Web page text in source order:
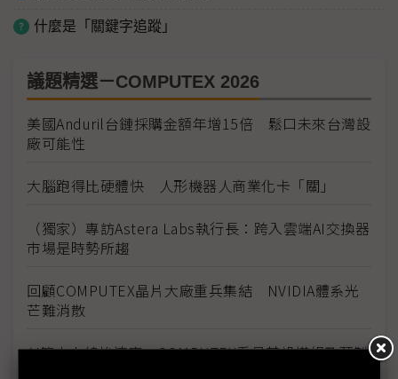
什麼是「關鍵字追蹤」
議題精選－COMPUTEX 2026
美國Anduril台鏈採購金額年增15倍 鬆口未來台灣設
廠可能性
大腦跑得比硬體快 人形機器人商業化卡「關」
（獨家）專訪Astera Labs執行長：跨入雲端AI交換器
市場是時勢所趨
回顧COMPUTEX晶片大廠重兵集結 NVIDIA體系光
芒難消散
AI算力上線拚速度 COMPUTEX看見基設模組及預製